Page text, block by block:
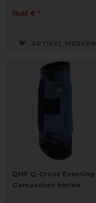
19,95 € *
ARTIKEL MERKEN
QHP Q-Cross Eventing
Gamaschen hinten